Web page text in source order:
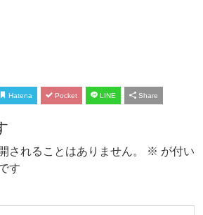
Hatena Pocket LINE Share
されることはありません。 ※ が付い
す